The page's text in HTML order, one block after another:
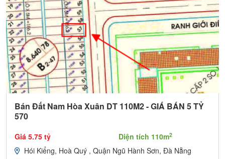
Bán Đất Nam Hòa Xuân DT 110M2 - GIÁ BÁN 5 TỶ
570
Giá 5.75 tỷ Diện tích 110m2
Hói Kiểng, Hoà Quý , Quận Ngũ Hành Sơn, Đà Nẵng